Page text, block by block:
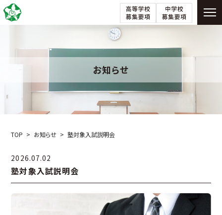
お知らせ
TOP お知らせ 塾対象入試説明会
2026.07.02
塾対象入試説明会